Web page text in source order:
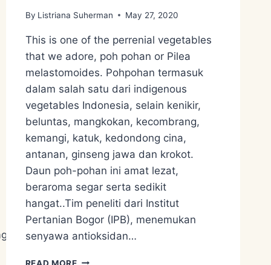
By Listriana Suherman May 27, 2020
This is one of the perrenial vegetables
that we adore, poh pohan or Pilea
melastomoides. Pohpohan termasuk
dalam salah satu dari indigenous
vegetables Indonesia, selain kenikir,
beluntas, mangkokan, kecombrang,
kemangi, katuk, kedondong cina,
antanan, ginseng jawa dan krokot.
Daun poh-pohan ini amat lezat,
beraroma segar serta sedikit
hangat..Tim peneliti dari Institut
Pertanian Bogor (IPB), menemukan
senyawa antioksidan…
READ MOREPOH